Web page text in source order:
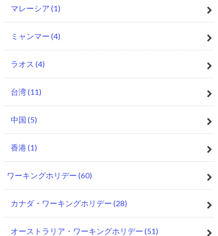
マレーシア (1)
ミャンマー (4)
ラオス (4)
台湾(11)
中国 (5)
香港 (1)
ワーキングホリデー (60)
カナダ・ワーキングホリデー (28)
オーストラリア・ワーキングホリデー (51)